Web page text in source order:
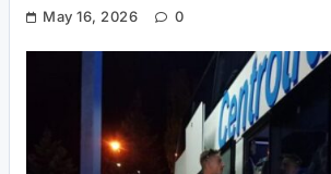
May 16, 2026 0